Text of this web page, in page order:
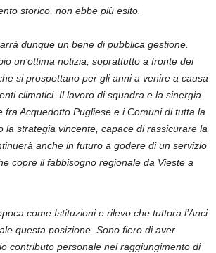
storico, non ebbe più esito.
dunque un bene di pubblica gestione.
un’ottima notizia, soprattutto a fronte dei
si prospettano per gli anni a venire a causa
climatici. Il lavoro di squadra e la sinergia
fra Acquedotto Pugliese e i Comuni di tutta la
la strategia vincente, capace di rassicurare la
anche in futuro a godere di un servizio
copre il fabbisogno regionale da Vieste a
come Istituzioni e rilevo che tuttora l’Anci
questa posizione. Sono fiero di aver
contributo personale nel raggiungimento di